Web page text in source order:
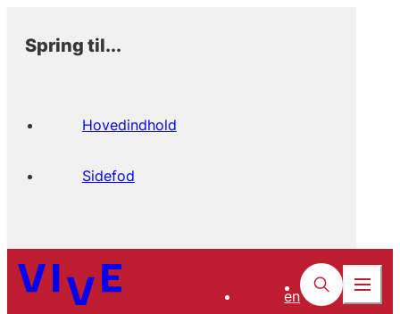
Spring til...
Hovedindhold
Sidefod
en